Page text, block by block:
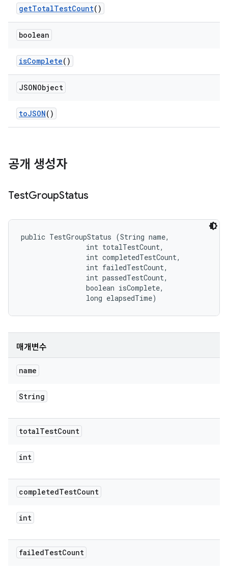
getTotalTestCount()
boolean
isComplete()
JSONObject
toJSON()
공개 생성자
TestGroupStatus
public TestGroupStatus (String name,
                int totalTestCount,
                int completedTestCount,
                int failedTestCount,
                int passedTestCount,
                boolean isComplete,
                long elapsedTime)
매개변수
name
String
totalTestCount
int
completedTestCount
int
failedTestCount